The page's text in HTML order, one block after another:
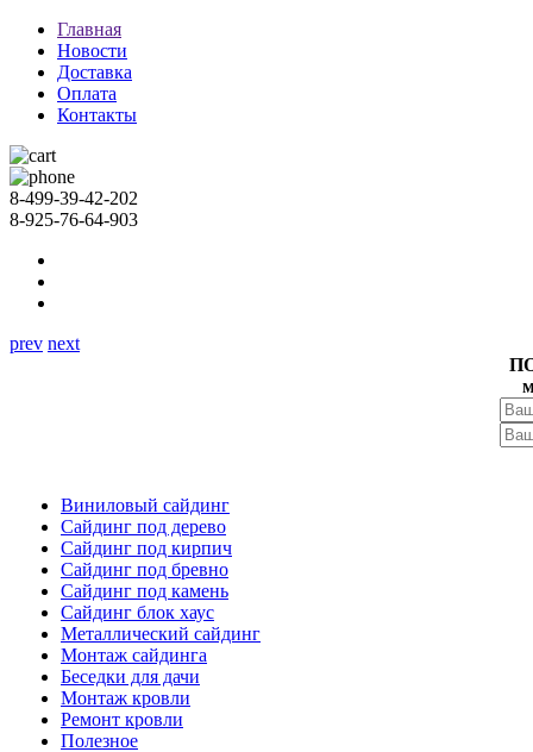
Главная
Новости
Доставка
Оплата
Контакты
8-499-39-42-202
8-925-76-64-903
prev next
Виниловый сайдинг
Сайдинг под дерево
Сайдинг под кирпич
Сайдинг под бревно
Сайдинг под камень
Cайдинг блок хаус
Металлический сайдинг
Монтаж сайдинга
Беседки для дачи
Монтаж кровли
Ремонт кровли
Полезное